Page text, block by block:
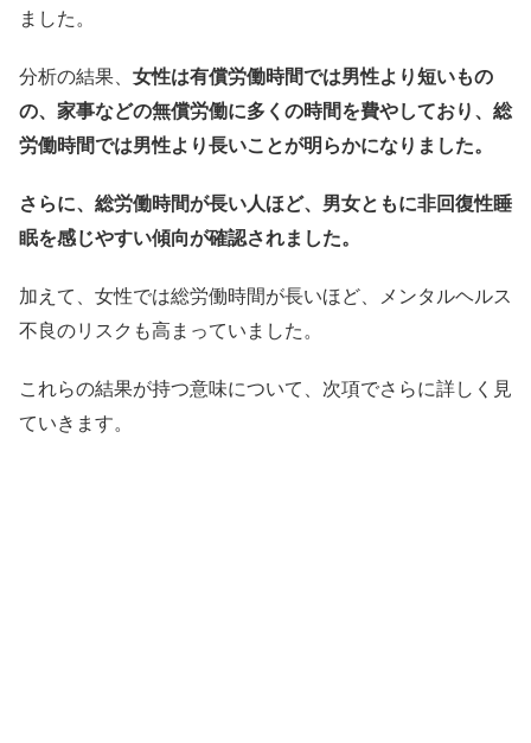
ました。
分析の結果、 女性は有償労働時間では男性より短いもの
の、家事などの無償労働に多くの時間を費やしており、総
労働時間では男性より長いことが明らかになりました。
さらに、総労働時間が長い人ほど、男女ともに非回復性睡
眠を感じやすい傾向が確認されました。
加えて、女性では総労働時間が長いほど、メンタルヘルス
不良のリスクも高まっていました。
これらの結果が持つ意味について、次項でさらに詳しく見
ていきます。